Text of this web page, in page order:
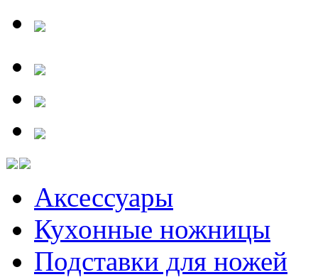
Аксессуары
Кухонные ножницы
Подставки для ножей